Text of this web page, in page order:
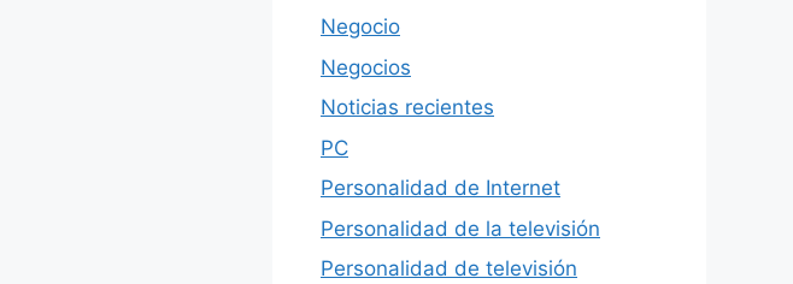
Negocio
Negocios
Noticias recientes
PC
Personalidad de Internet
Personalidad de la televisión
Personalidad de televisión